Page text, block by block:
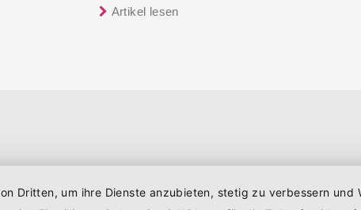
Entfernung sinken:
Artikel lesen
Dritten, um ihre Dienste anzubieten, stetig zu verbessern